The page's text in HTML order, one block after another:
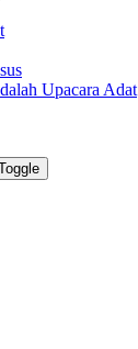
Upacara Adat